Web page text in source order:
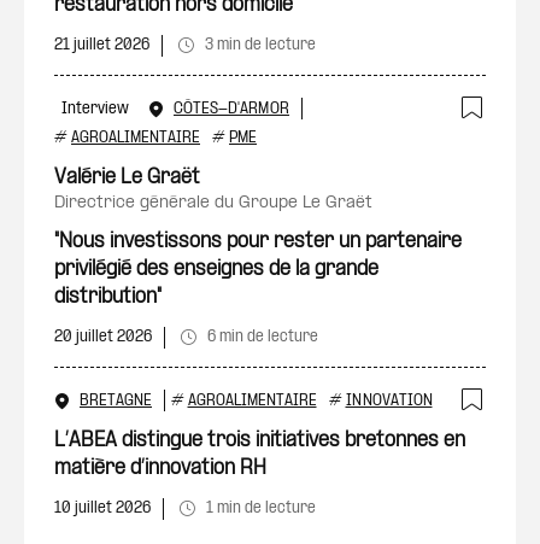
restauration hors domicile
21 juillet 2026 3 min de lecture
Interview
CÔTES-D'ARMOR
# AGROALIMENTAIRE # PME
Valérie Le Graët
directrice générale du Groupe Le Graët
"Nous investissons pour rester un partenaire
privilégié des enseignes de la grande
distribution"
20 juillet 2026 6 min de lecture
BRETAGNE # AGROALIMENTAIRE # INNOVATION
L’ABEA distingue trois initiatives bretonnes en
matière d’innovation RH
10 juillet 2026 1 min de lecture